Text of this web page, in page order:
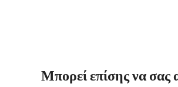
Μπορεί επίσης να σας